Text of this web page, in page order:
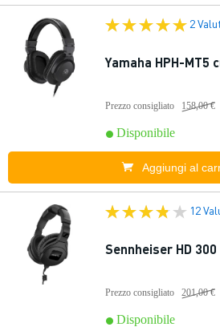
2
Yamaha HPH-MT5
Prezzo consigliato 158,00 €
Disponibile
Aggiungi al
12
Sennheiser HD
Prezzo consigliato 201,00 €
Disponibile